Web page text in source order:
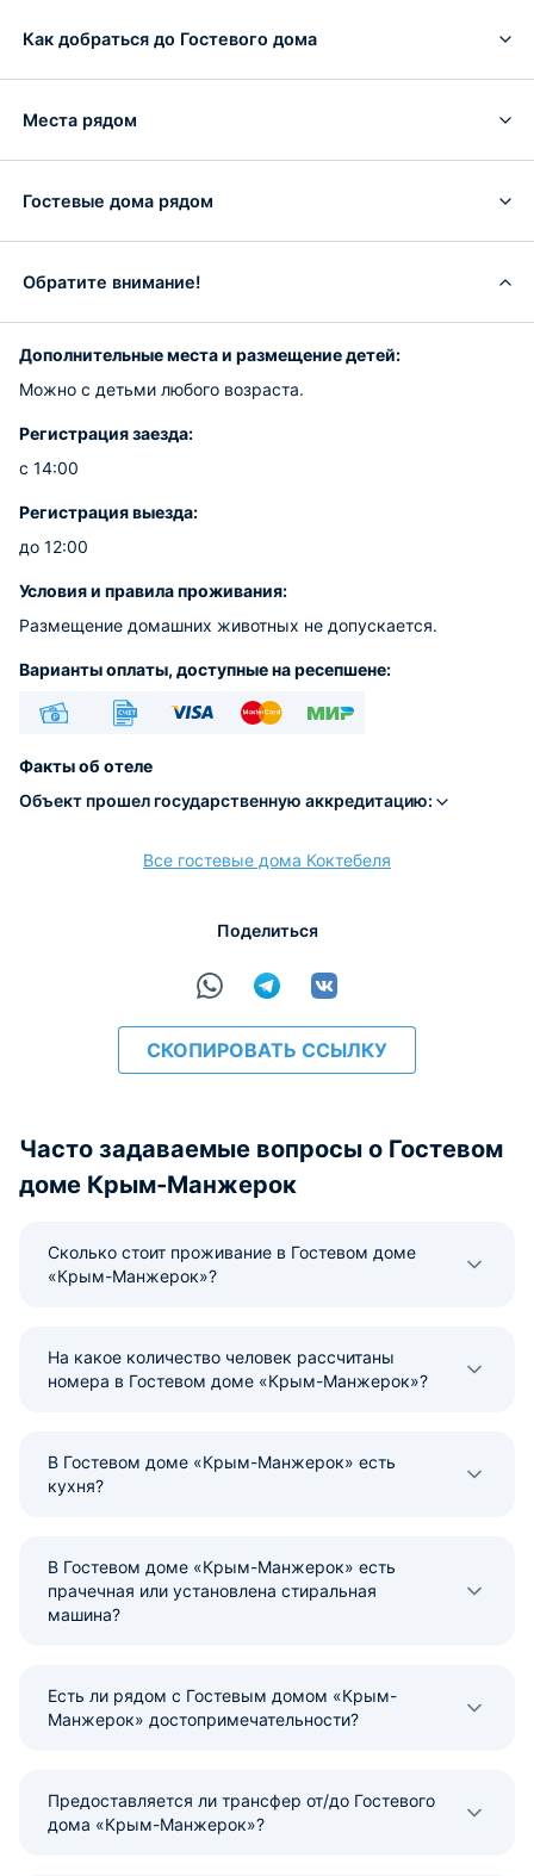
Как добраться до Гостевого дома
Места рядом
Гостевые дома рядом
Обратите внимание!
Дополнительные места и размещение детей:
Можно с детьми любого возраста.
Регистрация заезда:
с 14:00
Регистрация выезда:
до 12:00
Условия и правила проживания:
Размещение домашних животных не допускается.
Варианты оплаты, доступные на ресепшене:
Факты об отеле
Объект прошел государственную аккредитацию:
Все гостевые дома Коктебеля
Поделиться
СКОПИРОВАТЬ ССЫЛКУ
Часто задаваемые вопросы о Гостевом
доме Крым-Манжерок
Сколько стоит проживание в Гостевом доме
«Крым-Манжерок»?
На какое количество человек рассчитаны
номера в Гостевом доме «Крым-Манжерок»?
В Гостевом доме «Крым-Манжерок» есть
кухня?
В Гостевом доме «Крым-Манжерок» есть
прачечная или установлена стиральная
машина?
Есть ли рядом с Гостевым домом «Крым-
Манжерок» достопримечательности?
Предоставляется ли трансфер от/до Гостевого
дома «Крым-Манжерок»?